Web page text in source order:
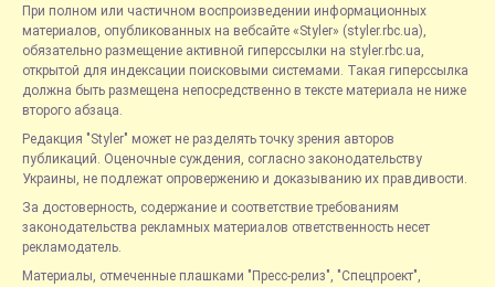
При полном или частичном воспроизведении информационных
материалов, опубликованных на вебсайте «Styler» (styler.rbc.ua),
обязательно размещение активной гиперссылки на styler.rbc.ua,
открытой для индексации поисковыми системами. Такая гиперссылка
должна быть размещена непосредственно в тексте материала не ниже
второго абзаца.
Редакция "Styler" может не разделять точку зрения авторов
публикаций. Оценочные суждения, согласно законодательству
Украины, не подлежат опровержению и доказыванию их правдивости.
За достоверность, содержание и соответствие требованиям
законодательства рекламных материалов ответственность несет
рекламодатель.
Материалы, отмеченные плашками "Пресс-релиз", "Спецпроект",